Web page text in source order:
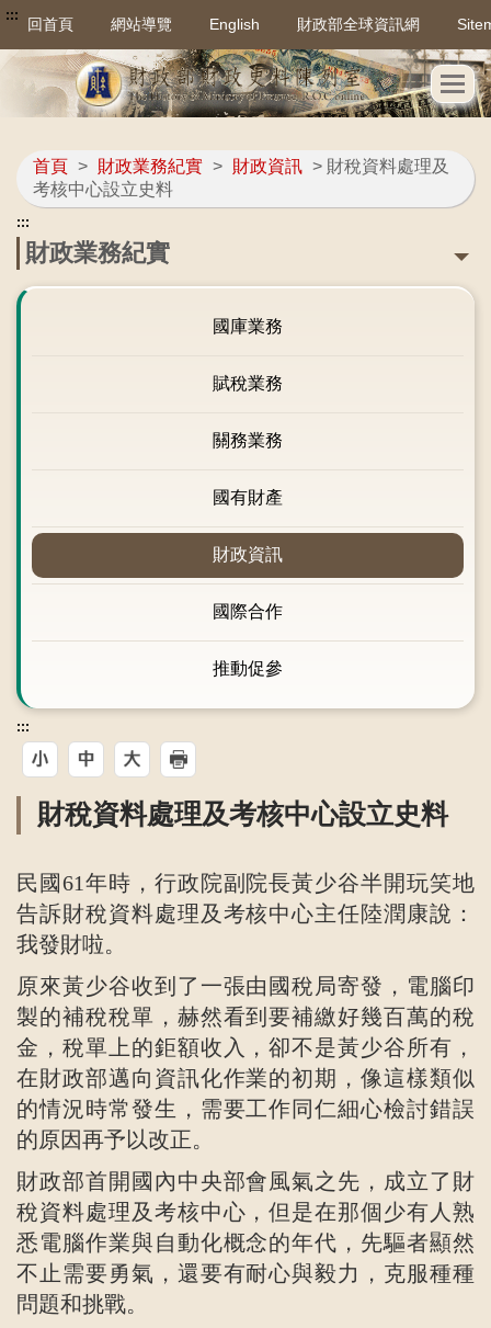
::: 回首頁 網站導覽 English 財政部全球資訊網
首頁 > 財政業務紀實 > 財政資訊 > 財稅資料處理及
考核中心設立史料
:::
財政業務紀實
國庫業務
賦稅業務
關務業務
國有財產
財政資訊
國際合作
推動促參
:::
財稅資料處理及考核中心設立史料
民國61年時，行政院副院長黃少谷半開玩笑地
告訴財稅資料處理及考核中心主任陸潤康說：
我發財啦。
原來黃少谷收到了一張由國稅局寄發，電腦印
製的補稅稅單，赫然看到要補繳好幾百萬的稅
金，稅單上的鉅額收入，卻不是黃少谷所有，
在財政部邁向資訊化作業的初期，像這樣類似
的情況時常發生，需要工作同仁細心檢討錯誤
的原因再予以改正。
財政部首開國內中央部會風氣之先，成立了財
稅資料處理及考核中心，但是在那個少有人熟
悉電腦作業與自動化概念的年代，先驅者顯然
不止需要勇氣，還要有耐心與毅力，克服種種
問題和挑戰。